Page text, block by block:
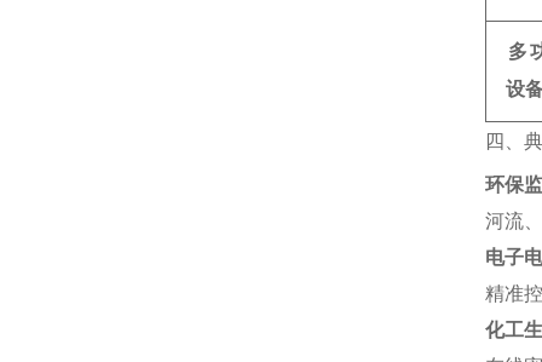
多
设
四、
环保
河流
电子
精准
化工